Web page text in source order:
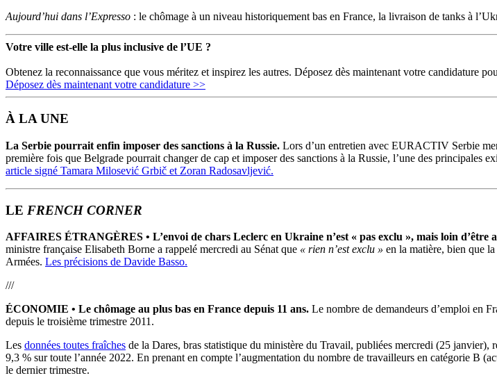
Aujourd’hui dans l’Expresso : le chômage à un niveau historiquement bas en France, la livraison de tanks à
Votre ville est-elle la plus inclusive de l’UE ?
Obtenez la reconnaissance que vous méritez et inspirez les autres. Déposez dès maintenant votre candidature
Déposez dès maintenant votre candidature >>
À LA UNE
La Serbie pourrait enfin imposer des sanctions à la Russie. Lors d’un entretien avec EURACTIV Serbie
première fois que Belgrade pourrait changer de cap et imposer des sanctions à la Russie, l’une des principales
article signé Tamara Milosević Grbič et Zoran Radosavljević.
LE FRENCH CORNER
AFFAIRES ÉTRANGÈRES • L’envoi de chars Leclerc en Ukraine n’est « pas exclu », mais loin d’être
ministre française Elisabeth Borne a rappelé mercredi au Sénat que « rien n’est exclu » en la matière, bien que
Armées. Les précisions de Davide Basso.
///
ÉCONOMIE • Le chômage au plus bas en France depuis 11 ans. Le nombre de demandeurs d’emploi en
depuis le troisième trimestre 2011.
Les données toutes fraîches de la Dares, bras statistique du ministère du Travail, publiées mercredi (25
9,3 % sur toute l’année 2022. En prenant en compte l’augmentation du nombre de travailleurs en catégorie B
le dernier trimestre.